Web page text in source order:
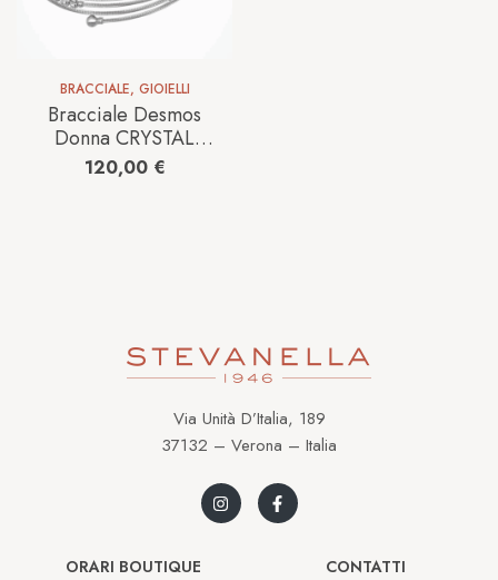
BRACCIALE, GIOIELLI
Bracciale Desmos
Donna CRYSTAL
FLEXI in Argento
CRYSYAL FLEXI
120,00 €
Via Unità D’Italia, 189
37132 – Verona – Italia
ORARI BOUTIQUE
CONTATTI